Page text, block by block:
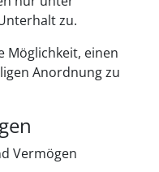
zu.
Möglichkeit, einen
Anordnung zu
Vermögen